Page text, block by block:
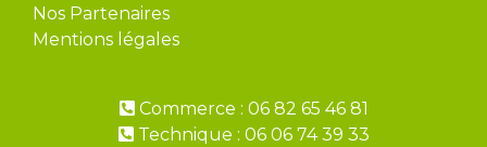
Nos Partenaires
Mentions légales
Commerce : 06 82 65 46 81
Technique : 06 06 74 39 33